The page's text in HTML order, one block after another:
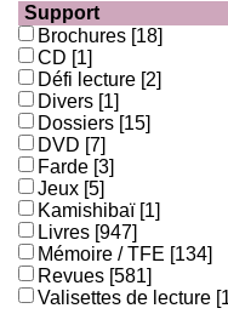
Support
Brochures [18]
CD [1]
Défi lecture [2]
Divers [1]
Dossiers [15]
DVD [7]
Farde [3]
Jeux [5]
Kamishibaï [1]
Livres [947]
Mémoire / TFE [134]
Revues [581]
Valisettes de lecture